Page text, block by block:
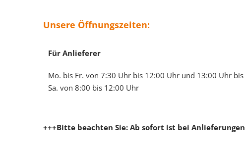
Unsere Öffnungszeiten:
Für Anlieferer
Mo. bis Fr. von 7:30 Uhr bis 12:00 Uhr und 13:00 Uhr
Sa. von 8:00 bis 12:00 Uhr
+++Bitte beachten Sie: Ab sofort ist bei